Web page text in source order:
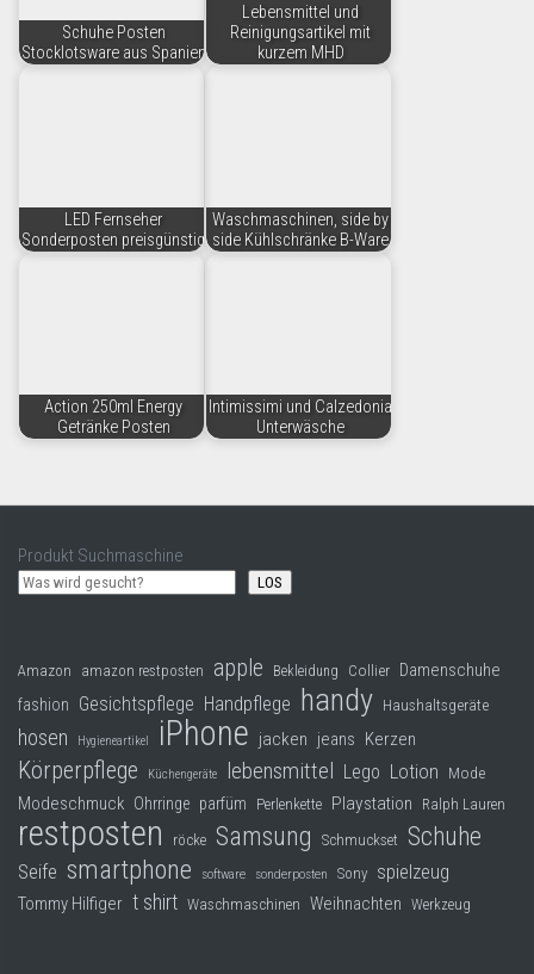
Schuhe Posten
Stocklotsware aus Spanien
Lebensmittel und
Reinigungsartikel mit
kurzem MHD
LED Fernseher
Sonderposten preisgünstig
Waschmaschinen, side by
side Kühlschränke B-Ware
Action 250ml Energy
Getränke Posten
Intimissimi und Calzedonia
Unterwäsche
Produkt Suchmaschine
LOS
Amazon amazon restposten apple Bekleidung Collier Damenschuhe
fashion Gesichtspflege Handpflege handy Haushaltsgeräte
hosen Hygieneartikel iPhone jacken jeans Kerzen
Körperpflege Küchengeräte lebensmittel Lego Lotion Mode
Modeschmuck Ohrringe parfüm Perlenkette Playstation Ralph Lauren
restposten röcke Samsung Schmuckset Schuhe
Seife smartphone software sonderposten Sony spielzeug
Tommy Hilfiger t shirt Waschmaschinen Weihnachten Werkzeug